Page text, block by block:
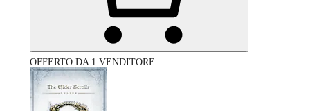
OFFERTO DA 1 VENDITORE